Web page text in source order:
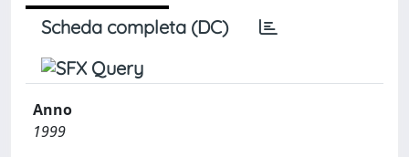
Scheda completa (DC)
Anno
1999